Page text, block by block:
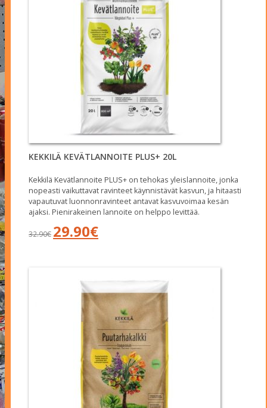
KEKKILÄ KEVÄTLANNOITE PLUS+ 20L
Kekkilä Kevätlannoite PLUS+ on tehokas yleislannoite, jonka
nopeasti vaikuttavat ravinteet käynnistävät kasvun, ja hitaasti
vapautuvat luonnonravinteet antavat kasvuvoimaa kesän
ajaksi. Pienirakeinen lannoite on helppo levittää.
32.90€
Alkuperäinen
hinta
29.90€Nykyinen
hinta